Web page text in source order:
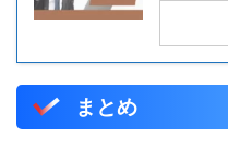
まとめ